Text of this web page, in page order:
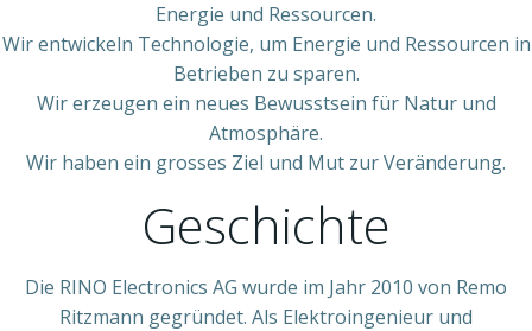
Energie und Ressourcen.
Wir entwickeln Technologie, um Energie und Ressourcen in
Betrieben zu sparen.
Wir erzeugen ein neues Bewusstsein für Natur und
Atmosphäre.
Wir haben ein grosses Ziel und Mut zur Veränderung.
Geschichte
Die RINO Electronics AG wurde im Jahr 2010 von Remo
Ritzmann gegründet. Als Elektroingenieur und